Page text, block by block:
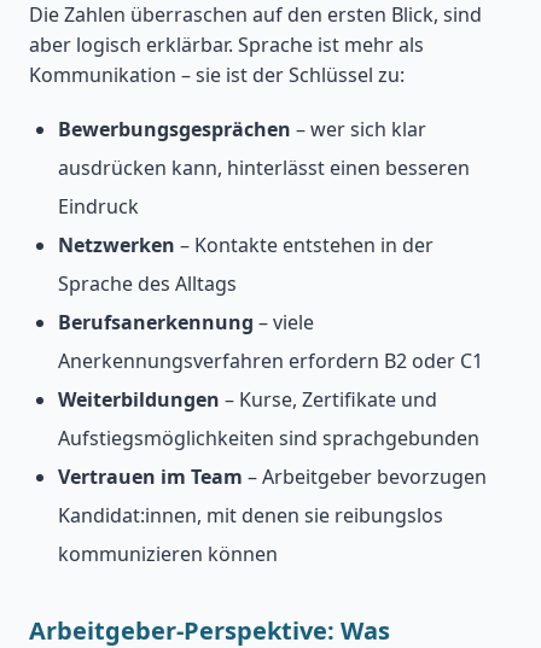
Die Zahlen überraschen auf den ersten Blick, sind
aber logisch erklärbar. Sprache ist mehr als
Kommunikation – sie ist der Schlüssel zu:
Bewerbungsgesprächen – wer sich klar
ausdrücken kann, hinterlässt einen besseren
Eindruck
Netzwerken – Kontakte entstehen in der
Sprache des Alltags
Berufsanerkennung – viele
Anerkennungsverfahren erfordern B2 oder C1
Weiterbildungen – Kurse, Zertifikate und
Aufstiegsmöglichkeiten sind sprachgebunden
Vertrauen im Team – Arbeitgeber bevorzugen
Kandidat:innen, mit denen sie reibungslos
kommunizieren können
Arbeitgeber-Perspektive: Was